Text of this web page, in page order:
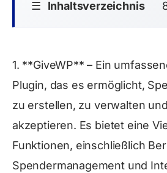
☰ Inhaltsverzeichnis
1. **GiveWP** – Ein
Plugin, das es ermöglicht,
zu erstellen, zu verwalten
akzeptieren. Es bietet eine
Funktionen, einschließlich
Spendermanagement und